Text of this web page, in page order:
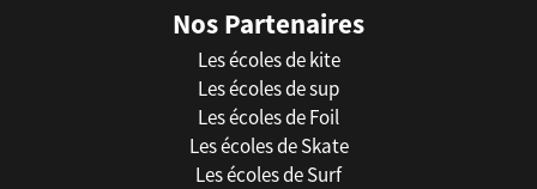
Nos Partenaires
Les écoles de kite
Les écoles de sup
Les écoles de Foil
Les écoles de Skate
Les écoles de Surf